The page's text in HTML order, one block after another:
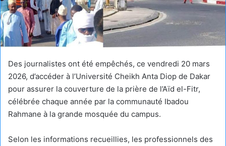
Des journalistes ont été empêchés, ce vendredi 20 mars
2026, d’accéder à l’Université Cheikh Anta Diop de Dakar
pour assurer la couverture de la prière de l’Aïd el-Fitr,
célébrée chaque année par la communauté Ibadou
Rahmane à la grande mosquée du campus.
Selon les informations recueillies, les professionnels des